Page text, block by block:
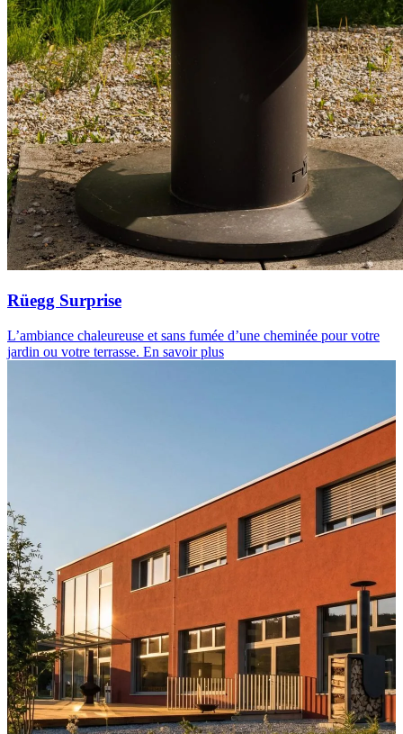
Rüegg Surprise
L’ambiance chaleureuse et sans fumée d’une cheminée pour votre
jardin ou votre terrasse. En savoir plus